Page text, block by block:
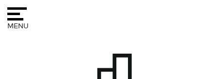
to
content
MENU